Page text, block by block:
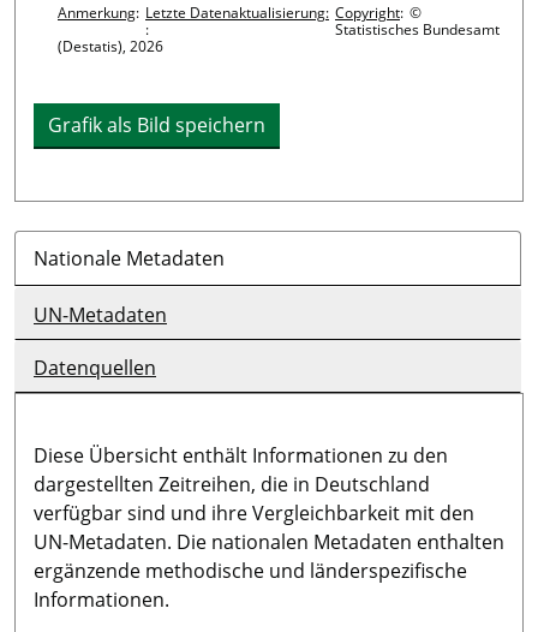
Anmerkung: Letzte Datenaktualisierung:
:
Copyright: ©
Statistisches Bundesamt
(Destatis), 2026
Grafik als Bild speichern
Nationale Metadaten
UN-Metadaten
Datenquellen
Diese Übersicht enthält Informationen zu den
dargestellten Zeitreihen, die in Deutschland
verfügbar sind und ihre Vergleichbarkeit mit den
UN-Metadaten. Die nationalen Metadaten enthalten
ergänzende methodische und länderspezifische
Informationen.